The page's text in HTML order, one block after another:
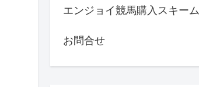
エンジョイ競馬購入スキーム
お問合せ